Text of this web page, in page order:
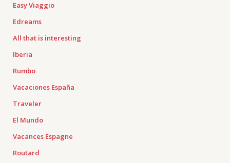
Easy Viaggio
Edreams
All that is interesting
Iberia
Rumbo
Vacaciones España
Traveler
El Mundo
Vacances Espagne
Routard